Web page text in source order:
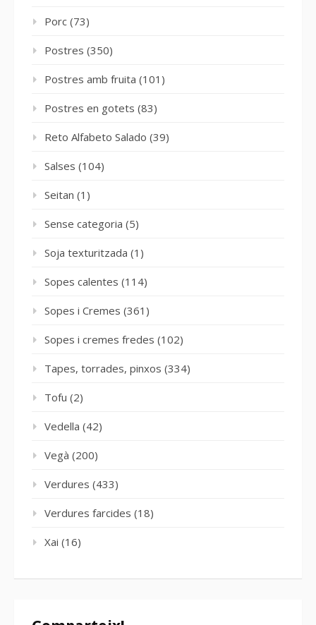
Porc (73)
Postres (350)
Postres amb fruita (101)
Postres en gotets (83)
Reto Alfabeto Salado (39)
Salses (104)
Seitan (1)
Sense categoria (5)
Soja texturitzada (1)
Sopes calentes (114)
Sopes i Cremes (361)
Sopes i cremes fredes (102)
Tapes, torrades, pinxos (334)
Tofu (2)
Vedella (42)
Vegà (200)
Verdures (433)
Verdures farcides (18)
Xai (16)